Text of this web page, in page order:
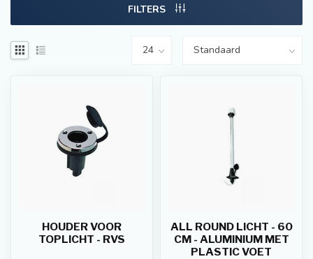
FILTERS
HOUDER VOOR
TOPLICHT - RVS
ALL ROUND LICHT - 60
CM - ALUMINIUM MET
PLASTIC VOET